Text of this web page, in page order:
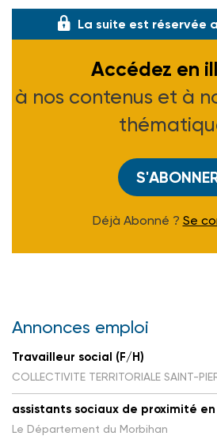
La suite est réservée
Accédez en
à nos contenus et à
Déjà Abonné ? Se
Annonces emploi
Travailleur social (F/H)
COLLECTIVITE TERRITORIALE SAINT-
assistants sociaux de proximité en
Le Département du Morbihan